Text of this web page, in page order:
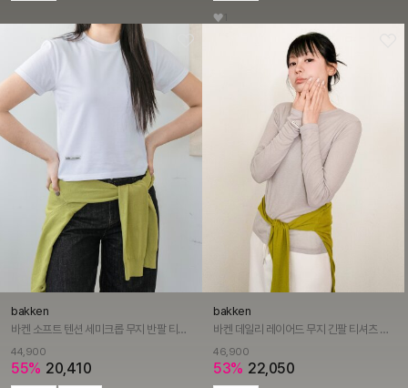
bakken
바켄 소프트 텐션 세미크롭 무지 반팔 티셔츠 BK4310 (4COLOR)
44,900
55% 20,410
bakken
바켄 데일리 레이어드 무지 긴팔 티셔츠 BK4307 (5COLOR)
46,900
53% 22,050